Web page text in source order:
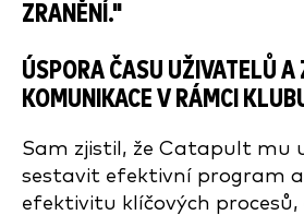
ZRANĚNÍ."
ÚSPORA ČASU UŽIVATELŮ A
KOMUNIKACE V RÁMCI
Sam zjistil, že Catapult mu
sestavit efektivní program
efektivitu klíčových procesů,